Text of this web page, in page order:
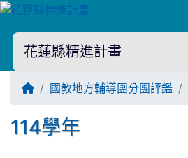
花蓮縣精進計畫
回首頁國教地方輔導團分團評鑑
114學年